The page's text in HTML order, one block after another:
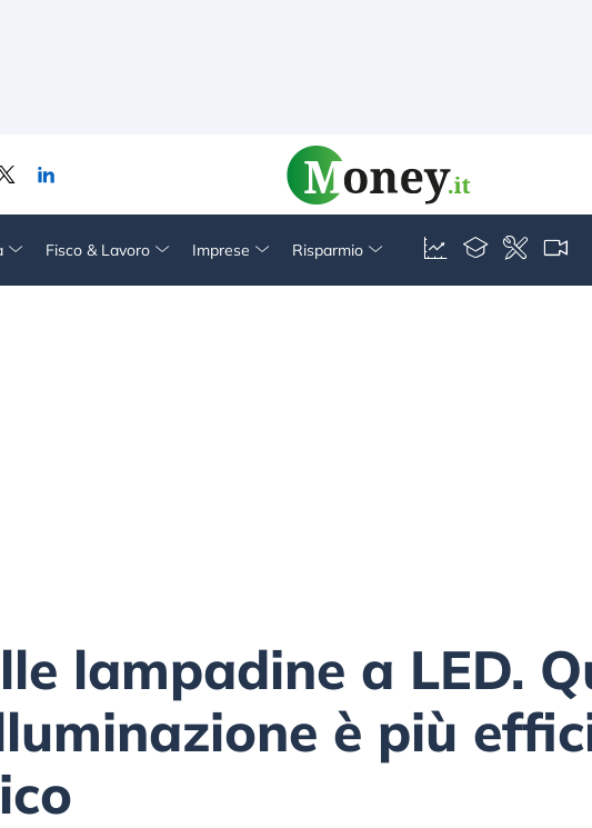
Fisco & Lavoro Imprese Risparmio
lampadine a LED.
è più